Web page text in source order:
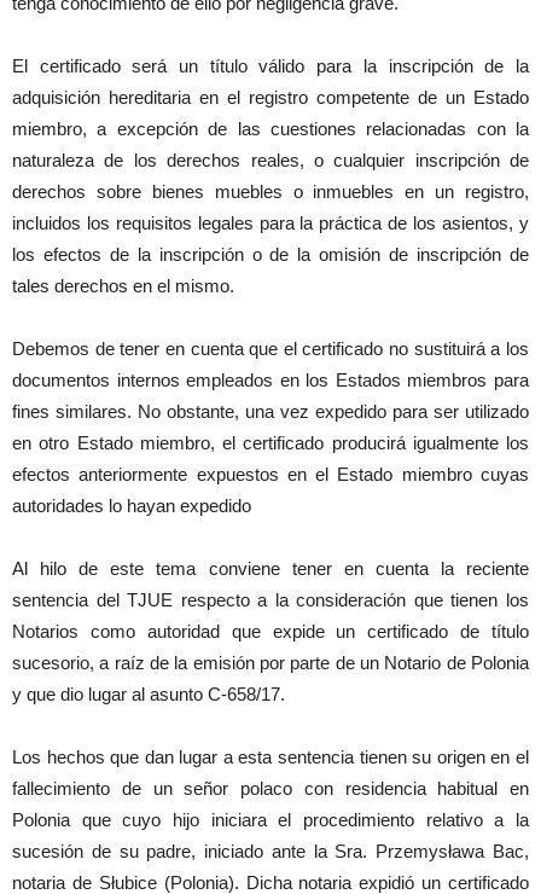
El certificado será un título válido para la inscripción de la
adquisición hereditaria en el registro competente de un Estado
miembro, a excepción de las cuestiones relacionadas con la
naturaleza de los derechos reales, o cualquier inscripción de
derechos sobre bienes muebles o inmuebles en un registro,
incluidos los requisitos legales para la práctica de los asientos, y
los efectos de la inscripción o de la omisión de inscripción de
tales derechos en el mismo.
Debemos de tener en cuenta que el certificado no sustituirá a los
documentos internos empleados en los Estados miembros para
fines similares. No obstante, una vez expedido para ser utilizado
en otro Estado miembro, el certificado producirá igualmente los
efectos anteriormente expuestos en el Estado miembro cuyas
autoridades lo hayan expedido
Al hilo de este tema conviene tener en cuenta la reciente
sentencia del TJUE respecto a la consideración que tienen los
Notarios como autoridad que expide un certificado de título
sucesorio, a raíz de la emisión por parte de un Notario de Polonia
y que dio lugar al asunto C-658/17.
Los hechos que dan lugar a esta sentencia tienen su origen en el
fallecimiento de un señor polaco con residencia habitual en
Polonia que cuyo hijo iniciara el procedimiento relativo a la
sucesión de su padre, iniciado ante la Sra. Przemysława Bac,
notaria de Słubice (Polonia). Dicha notaria expidió un certificado